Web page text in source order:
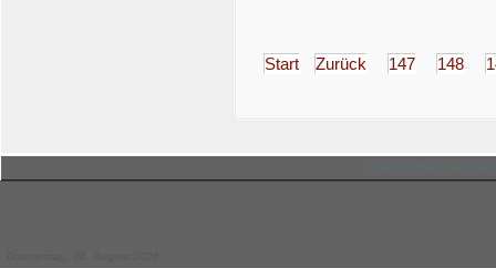
Start Zurück 147 148